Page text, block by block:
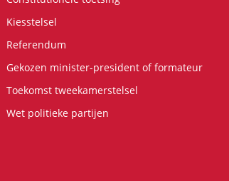
Kiesstelsel
Referendum
Gekozen minister-president of formateur
Toekomst tweekamerstelsel
Wet politieke partijen